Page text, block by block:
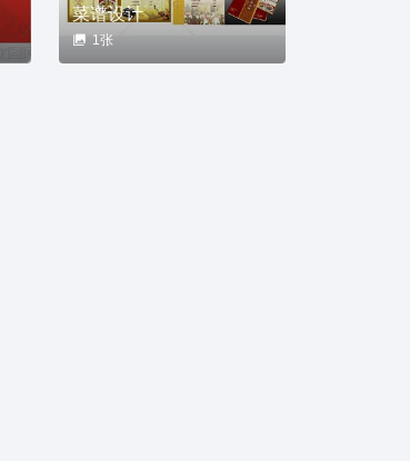
菜谱设计
1张